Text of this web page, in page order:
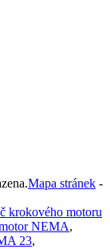
Mapa stránek -
krokového motoru
NEMA,
23,